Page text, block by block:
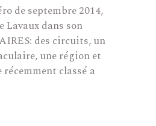
de septembre 2014,
Lavaux dans son
des circuits, un
une région et
classé a